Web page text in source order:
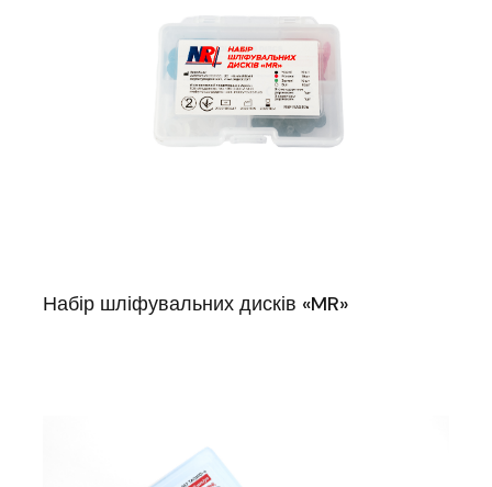
Набір шліфувальних дисків «MR»